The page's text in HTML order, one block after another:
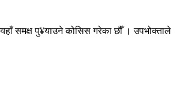
समक्ष पु¥याउने कोसिस गरेका छौँ । उपभोक्ताले